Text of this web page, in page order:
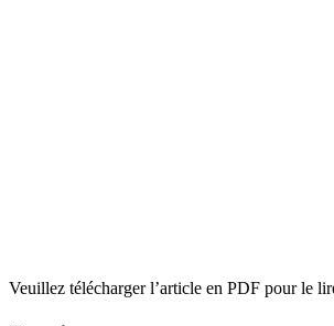
Veuillez télécharger l’article en PDF pour le